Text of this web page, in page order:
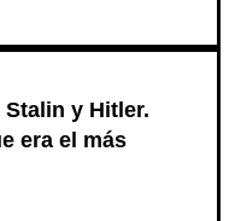
y Hitler.
era el más